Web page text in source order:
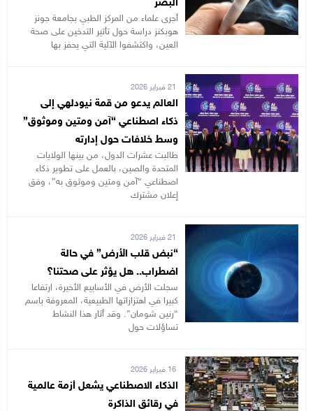
البصر
أجرى علماء من المركز الطبي بجامعة جونز
هوبكنز دراسة حول تأثير التدخين على صحة
العين، واكتشفوا الآلية التي يحفز بها
العالم يدعو من قمة نيودلهي إلى
ذكاء اصطناعي “آمن ومتين وموثوق”
وسط خلافات حول إدارته
طالبت عشرات الدول، من بينها الولايات
المتحدة والصين، بالعمل على تطوير ذكاء
اصطناعي “آمن ومتين وموثوق به”، وفق
إعلان مشترك
“نبض قلب الأرض” في حالة
اضطراب.. هل يؤثر على صحتنا؟
سجلت الأرض في الأسابيع الأخيرة، ارتفاعا
كبيرا في اهتزازاتها الطبيعية، المعروفة باسم
“رنين شومان”. وقد أثار هذا النشاط
تساؤلات حول
16 فبراير 2026
الذكاء الاصطناعي يشعل أزمة عالمية
في رقائق الذاكرة